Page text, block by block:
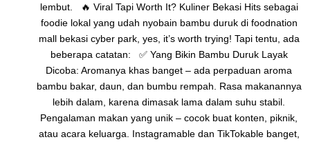
lembut. 🔥 Viral Tapi Worth It? Kuliner Bekasi Hits sebagai
foodie lokal yang udah nyobain bambu duruk di foodnation
mall bekasi cyber park, yes, it’s worth trying! Tapi tentu, ada
beberapa catatan: ✅ Yang Bikin Bambu Duruk Layak
Dicoba: Aromanya khas banget – ada perpaduan aroma
bambu bakar, daun, dan bumbu rempah. Rasa makanannya
lebih dalam, karena dimasak lama dalam suhu stabil.
Pengalaman makan yang unik – cocok buat konten, piknik,
atau acara keluarga. Instagramable dan TikTokable banget,